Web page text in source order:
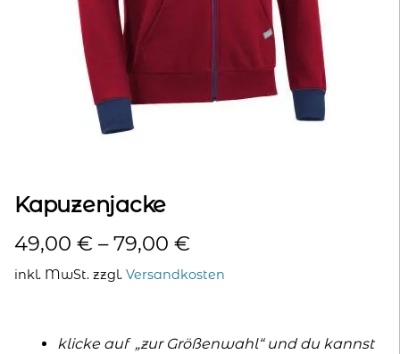
Kapuzenjacke
49,00 € –79,00 €
inkl. MwSt. zzgl. Versandkosten
klicke auf „zur Größenwahl“ und du kannst